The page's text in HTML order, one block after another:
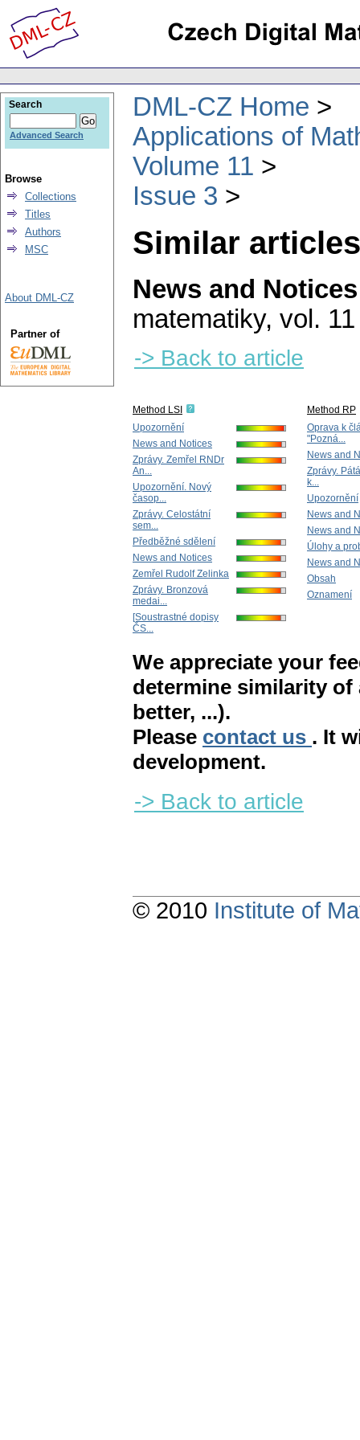
DML-CZ Home
Applications of
Volume 11
Issue 3
Similar
News and Notices
matematiky, vol.
-> Back to article
Method LSI
Upozornění
News and Notices
Zprávy. Zemřel RNDr
An...
Upozornění. Nový
časop...
Zprávy. Celostátní
sem...
Předběžné sdělení
News and Notices
Zemřel Rudolf Zelinka
Zprávy. Bronzová
medai...
[Soustrastné dopisy
ČS...
Method RP
Oprava k
"Pozná...
News and
Zprávy.
k...
Upozornění
News and
News and
Úlohy a
News and
Obsah
Oznamení
We appreciate your
determine similarity
better, ...).
Please contact us . It
development.
-> Back to article
Search
Advanced Search
Browse
Collections
Titles
Authors
MSC
About DML-CZ
Partner of
© 2010 Institute of